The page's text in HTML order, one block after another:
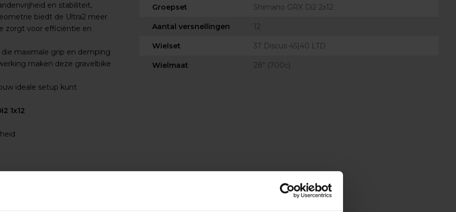
en stabiliteit,
biedt de Ultra2 meer
zorgt voor efficiëntie en
die maximale grip en demping
maken deze gravelbike
ideale setup kunt
1x12
Groepset Shimano GRX Di2 2x12
Aantal versnellingen 12
Wielset 3T Discus 45|40 LTD
Wielmaat 28" (700c)